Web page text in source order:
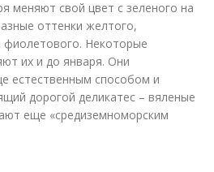
меняют свой цвет с зеленого на
оттенки желтого,
фиолетового. Некоторые
их и до января. Они
естественным способом и
дорогой деликатес – вяленые
еще «средиземноморским